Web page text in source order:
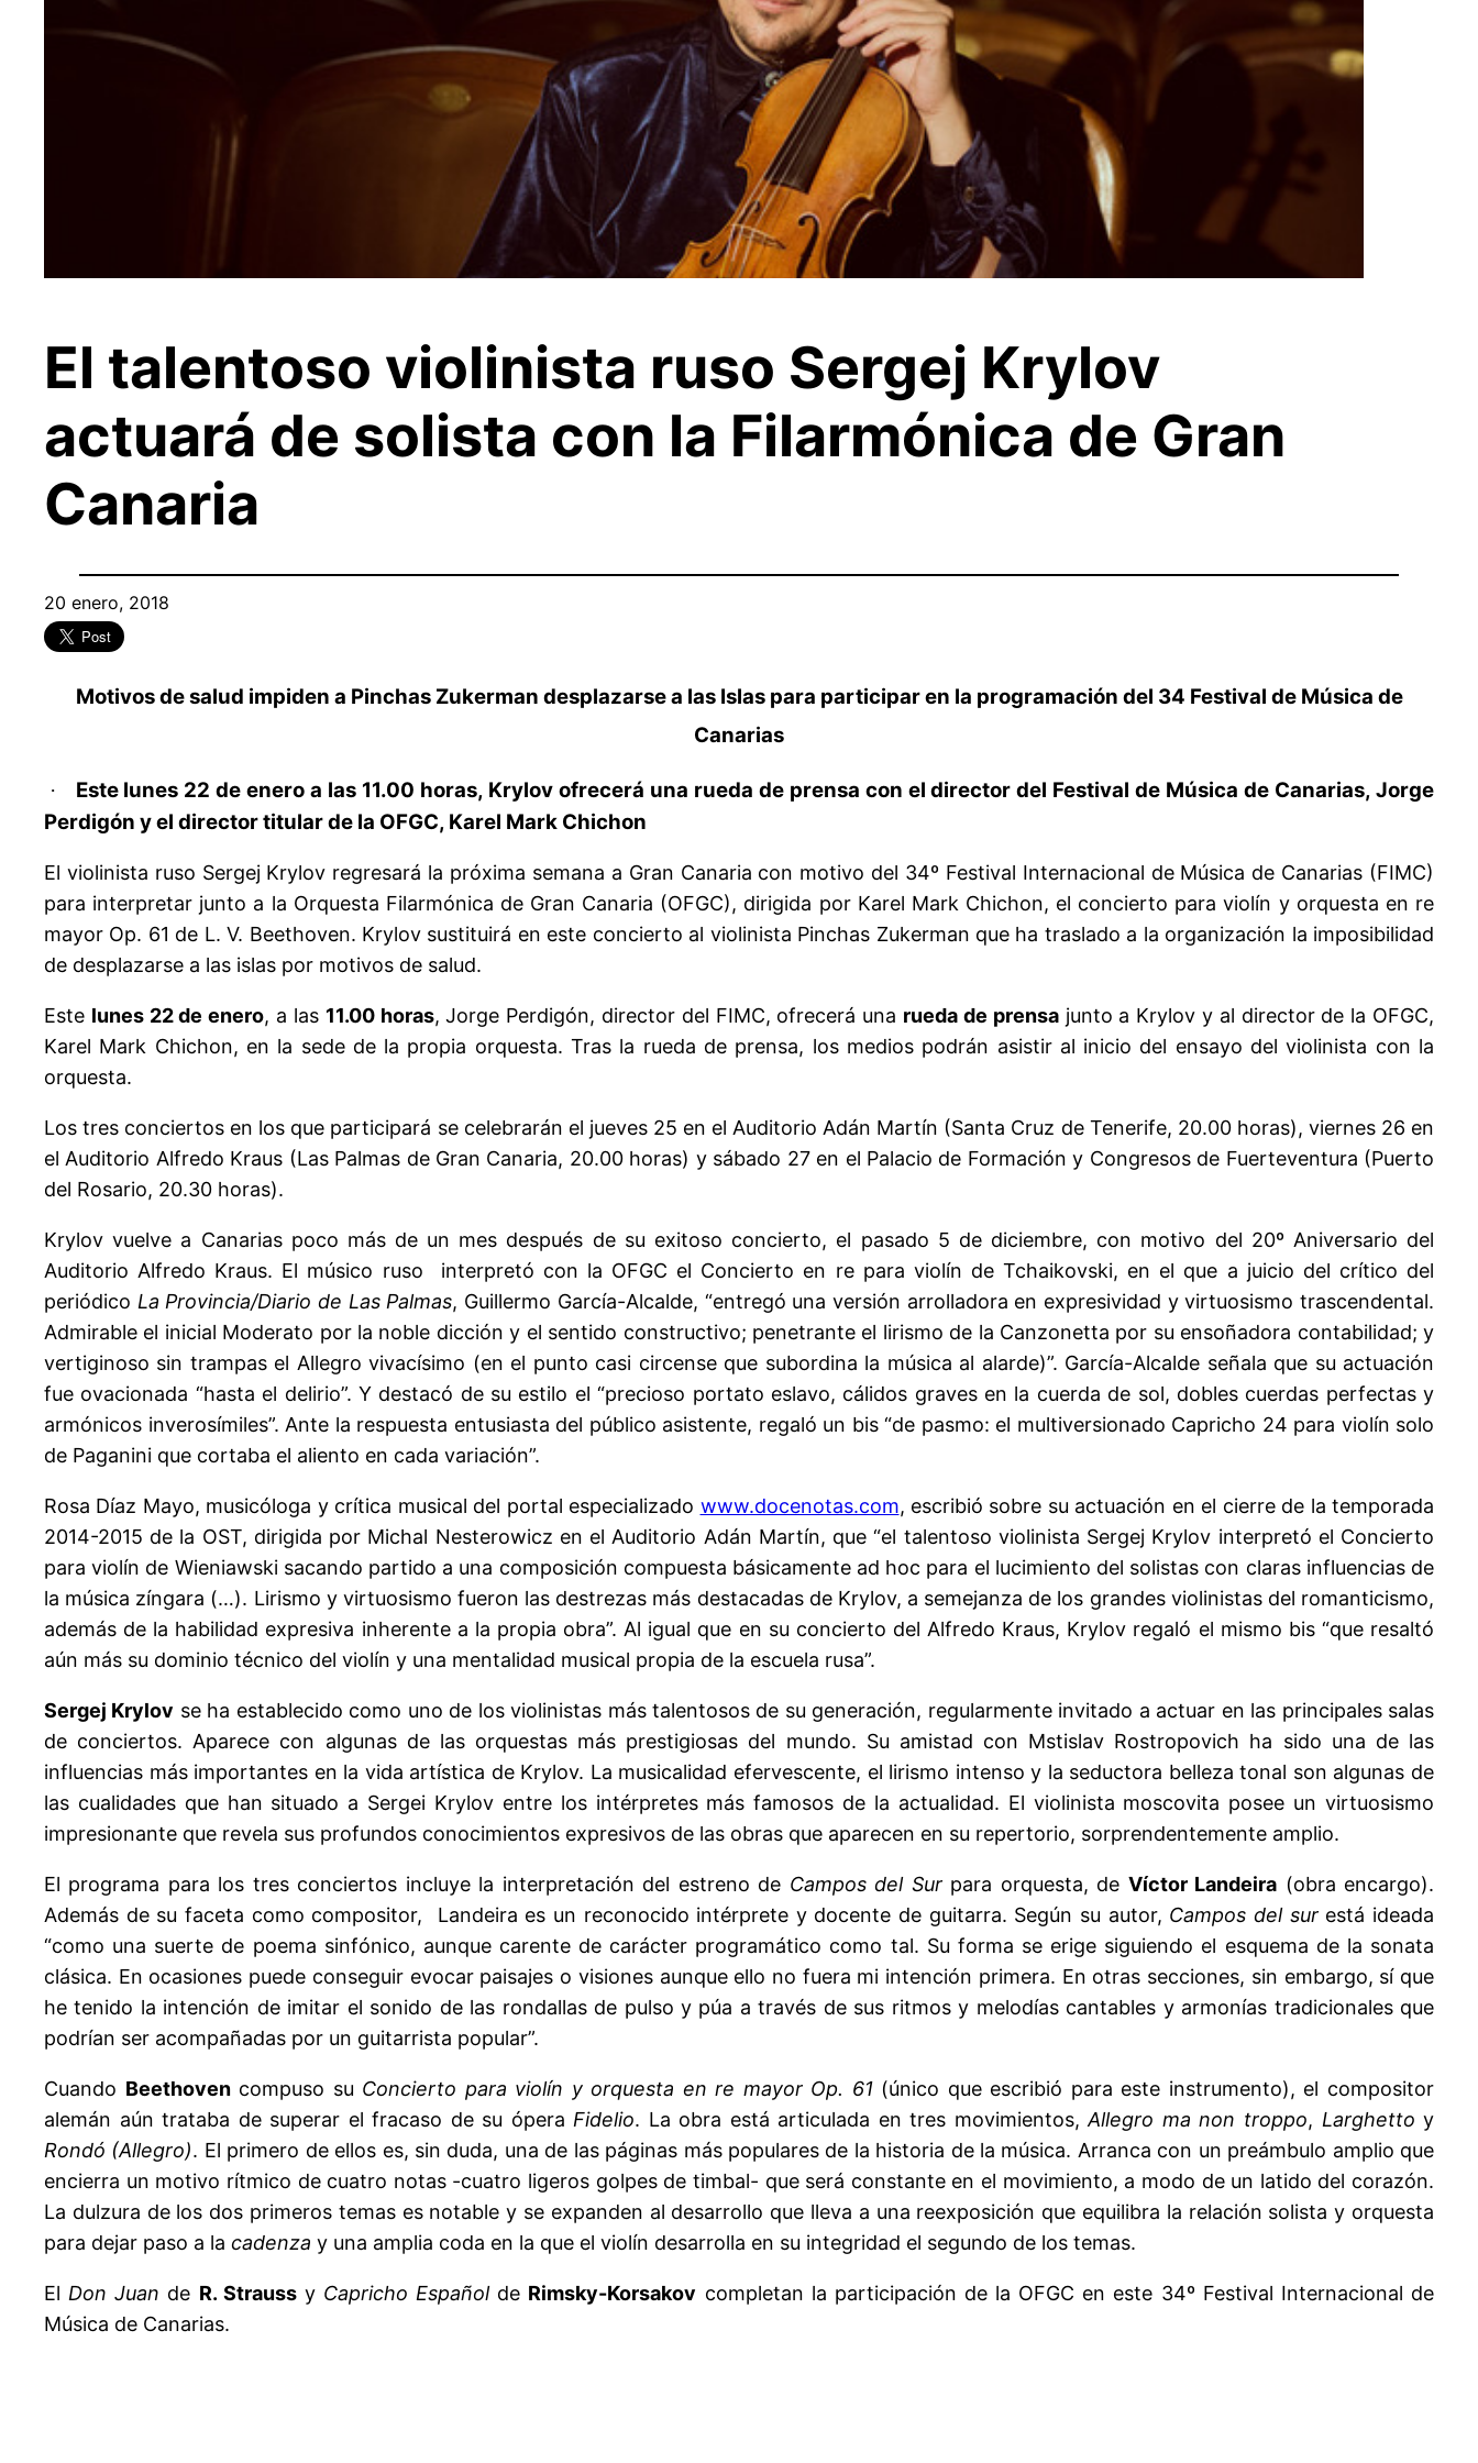
El talentoso violinista ruso Sergej Krylov
actuará de solista con la Filarmónica de Gran
Canaria
20 enero, 2018
Motivos de salud impiden a Pinchas Zukerman desplazarse a las Islas para participar en la programación del 34 Festival de Música de
Canarias
·
Este lunes 22 de enero a las 11.00 horas, Krylov ofrecerá una rueda de prensa con el director del Festival de Música de Canarias, Jorge
Perdigón y el director titular de la OFGC, Karel Mark Chichon
El violinista ruso Sergej Krylov regresará la próxima semana a Gran Canaria con motivo del 34º Festival Internacional de Música de Canarias (FIMC)
para interpretar junto a la Orquesta Filarmónica de Gran Canaria (OFGC), dirigida por Karel Mark Chichon, el concierto para violín y orquesta en re
mayor Op. 61 de L. V. Beethoven. Krylov sustituirá en este concierto al violinista Pinchas Zukerman que ha traslado a la organización la imposibilidad
de desplazarse a las islas por motivos de salud.
Este lunes 22 de enero, a las 11.00 horas, Jorge Perdigón, director del FIMC, ofrecerá una rueda de prensajunto a Krylov y al director de la OFGC,
Karel Mark Chichon, en la sede de la propia orquesta. Tras la rueda de prensa, los medios podrán asistir al inicio del ensayo del violinista con la
orquesta.
Los tres conciertos en los que participará se celebrarán el jueves 25 en el Auditorio Adán Martín (Santa Cruz de Tenerife, 20.00 horas), viernes 26 en
el Auditorio Alfredo Kraus (Las Palmas de Gran Canaria, 20.00 horas) y sábado 27 en el Palacio de Formación y Congresos de Fuerteventura (Puerto
del Rosario, 20.30 horas).
Krylov vuelve a Canarias poco más de un mes después de su exitoso concierto, el pasado 5 de diciembre, con motivo del 20º Aniversario del
Auditorio Alfredo Kraus. El músico ruso interpretó con la OFGC el Concierto en re para violín de Tchaikovski, en el que a juicio del crítico del
periódico La Provincia/Diario de Las Palmas, Guillermo García-Alcalde, “entregó una versión arrolladora en expresividad y virtuosismo trascendental.
Admirable el inicial Moderato por la noble dicción y el sentido constructivo; penetrante el lirismo de la Canzonetta por su ensoñadora contabilidad; y
vertiginoso sin trampas el Allegro vivacísimo (en el punto casi circense que subordina la música al alarde)”. García-Alcalde señala que su actuación
fue ovacionada “hasta el delirio”. Y destacó de su estilo el “precioso portato eslavo, cálidos graves en la cuerda de sol, dobles cuerdas perfectas y
armónicos inverosímiles”. Ante la respuesta entusiasta del público asistente, regaló un bis “de pasmo: el multiversionado Capricho 24 para violín solo
de Paganini que cortaba el aliento en cada variación”.
Rosa Díaz Mayo, musicóloga y crítica musical del portal especializado www.docenotas.com, escribió sobre su actuación en el cierre de la temporada
2014-2015 de la OST, dirigida por Michal Nesterowicz en el Auditorio Adán Martín, que “el talentoso violinista Sergej Krylov interpretó el Concierto
para violín de Wieniawski sacando partido a una composición compuesta básicamente ad hoc para el lucimiento del solistas con claras influencias de
la música zíngara (…). Lirismo y virtuosismo fueron las destrezas más destacadas de Krylov, a semejanza de los grandes violinistas del romanticismo,
además de la habilidad expresiva inherente a la propia obra”. Al igual que en su concierto del Alfredo Kraus, Krylov regaló el mismo bis “que resaltó
aún más su dominio técnico del violín y una mentalidad musical propia de la escuela rusa”.
Sergej Krylov se ha establecido como uno de los violinistas más talentosos de su generación, regularmente invitado a actuar en las principales salas
de conciertos. Aparece con algunas de las orquestas más prestigiosas del mundo. Su amistad con Mstislav Rostropovich ha sido una de las
influencias más importantes en la vida artística de Krylov. La musicalidad efervescente, el lirismo intenso y la seductora belleza tonal son algunas de
las cualidades que han situado a Sergei Krylov entre los intérpretes más famosos de la actualidad. El violinista moscovita posee un virtuosismo
impresionante que revela sus profundos conocimientos expresivos de las obras que aparecen en su repertorio, sorprendentemente amplio.
El programa para los tres conciertos incluye la interpretación del estreno de Campos del Surpara orquesta, de Víctor Landeira (obra encargo).
Además de su faceta como compositor, Landeira es un reconocido intérprete y docente de guitarra. Según su autor, Campos del surestá ideada
“como una suerte de poema sinfónico, aunque carente de carácter programático como tal. Su forma se erige siguiendo el esquema de la sonata
clásica. En ocasiones puede conseguir evocar paisajes o visiones aunque ello no fuera mi intención primera. En otras secciones, sin embargo, sí que
he tenido la intención de imitar el sonido de las rondallas de pulso y púa a través de sus ritmos y melodías cantables y armonías tradicionales que
podrían ser acompañadas por un guitarrista popular”.
Cuando Beethovencompuso su Concierto para violín y orquesta en re mayor Op. 61(único que escribió para este instrumento), el compositor
alemán aún trataba de superar el fracaso de su ópera Fidelio. La obra está articulada entres movimientos,Allegro ma non troppo, Larghetto y
Rondó (Allegro). El primero de ellos es, sin duda, una de las páginas más populares de la historia de la música. Arranca con un preámbulo amplio que
encierra un motivo rítmico de cuatro notas -cuatro ligeros golpes de timbal- que será constante en el movimiento, a modo de un latido del corazón.
La dulzura de los dos primeros temas es notable y se expanden al desarrollo que lleva a una reexposición que equilibra la relación solista y orquesta
para dejar paso a la cadenza y una amplia coda en la que el violín desarrolla en su integridad el segundo de los temas.
El Don Juan de R. Straussy Capricho Españolde Rimsky-Korsakov completan la participación de la OFGC en este 34º Festival Internacional de
Música de Canarias.